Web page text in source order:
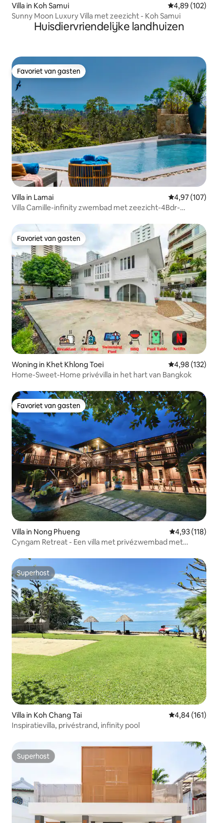
Villa in Koh Samui Gemiddelde
4,89 (102)
Sunny Moon Luxury Villa met zeezicht - Koh Samui
Huisdiervriendelijke landhuizen
Favoriet van gasten
Favoriet van gasten
Villa in Lamai Gemiddelde
4,97 (107)
Villa Camille-infinity zwembad met zeezicht-4Bdr-
Favoriet van gasten
Favoriet van gasten
Woning in Khet Khlong Toei Gemiddelde
4,98 (132)
Home-Sweet-Home privévilla in het hart van Bangkok
Favoriet van gasten
Favoriet van gasten
Villa in Nong Phueng Gemiddelde
4,93 (118)
Cyngam Retreat - Een villa met privézwembad met
Superhost
Superhost
Villa in Koh Chang Tai Gemiddelde
4,84 (161)
Inspiratievilla, privéstrand, infinity pool
Superhost
Superhost